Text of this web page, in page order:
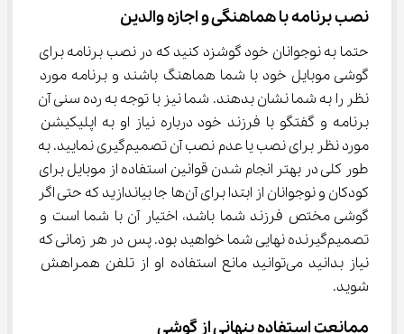
نصب برنامه با هماهنگی و اجازه والدین
حتما به نوجوانان خود گوشزد کنید که در نصب برنامه برای
گوشی موبایل خود با شما هماهنگ باشند و برنامه مورد
نظر را به شما نشان بدهند. شما نیز با توجه به رده سنی آن
برنامه و گفتگو با فرزند خود درباره نیاز او به اپلیکیشن
مورد نظر برای نصب یا عدم نصب آن تصمیم‌گیری نمایید. به
طور کلی در بهتر انجام شدن قوانین استفاده از موبایل برای
کودکان و نوجوانان از ابتدا برای آن‌ها جا بیاندازید که حتی اگر
گوشی مختص فرزند شما باشد، اختیار آن با شما است و
تصمیم‌گیرنده نهایی شما خواهید بود. پس در هر زمانی که
نیاز بدانید می‌توانید مانع استفاده او از تلفن همراهش
شوید.
ممانعت استفاده پنهانی از گوشی